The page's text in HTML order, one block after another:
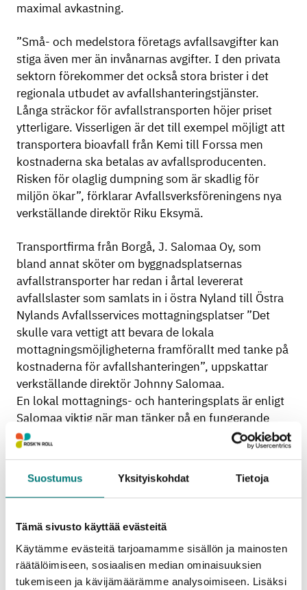
Suostumus Yksityiskohdat Tietoja
Tämä sivusto käyttää evästeitä
Käytämme evästeitä tarjoamamme sisällön ja mainosten
räätälöimiseen, sosiaalisen median ominaisuuksien
tukemiseen ja kävijämäärämme analysoimiseen. Lisäksi
maximal avkastning.
”Små- och medelstora företags avfallsavgifter kan
stiga även mer än invånarnas avgifter. I den privata
sektorn förekommer det också stora brister i det
regionala utbudet av avfallshanteringstjänster.
Långa sträckor för avfallstransporten höjer priset
ytterligare. Visserligen är det till exempel möjligt att
transportera bioavfall från Kemi till Forssa men
kostnaderna ska betalas av avfallsproducenten.
Risken för olaglig dumpning som är skadlig för
miljön ökar”, förklarar Avfallsverksföreningens nya
verkställande direktör Riku Eksymä.
Transportfirma från Borgå, J. Salomaa Oy, som
bland annat sköter om byggnadsplatsernas
avfallstransporter har redan i årtal levererat
avfallslaster som samlats in i östra Nyland till Östra
Nylands Avfallsservices mottagningsplatser ”Det
skulle vara vettigt att bevara de lokala
mottagningsmöjligheterna framförallt med tanke på
kostnaderna för avfallshanteringen”, uppskattar
verkställande direktör Johnny Salomaa.
En lokal mottagnings- och hanteringsplats är enligt
Salomaa viktig när man tänker på en fungerande
och effektiv logistik. Om avfallets mottagningsplats
ligger långt borta, stiger kundpriserna för
transportkostnader. Också miljöeffekterna ökar i
”Vid beredningen av upphandlingslagen har man
lyssnat till de riksomfattande storföretagens
högljudda krav. I praktiken kommer denna ändring